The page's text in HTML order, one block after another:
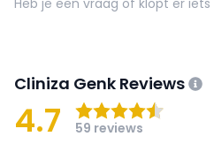
Heb je een vraag of klopt er iets
Cliniza Genk Reviews
4.7 59 reviews